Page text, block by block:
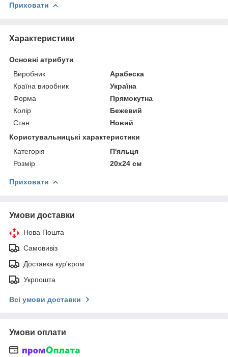
Приховати
Характеристики
Основні атрибути
Виробник
Арабеска
Країна виробник
Україна
Форма
Прямокутна
Колір
Бежевий
Стан
Новий
Користувальницькі характеристики
Категорія
П'яльця
Розмір
20х24 см
Приховати
Умови доставки
Нова Пошта
Самовивіз
Доставка кур'єром
Укрпошта
Всі умови доставки
Умови оплати